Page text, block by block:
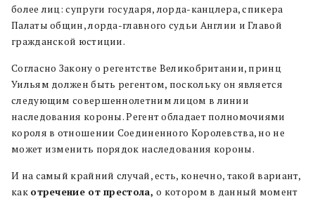
более лиц: супруги государя, лорда-канцлера, спикера
Палаты общин, лорда-главного судьи Англии и Главой
гражданской юстиции.
Согласно Закону о регентстве Великобритании, принц
Уильям должен быть регентом, поскольку он является
следующим совершеннолетним лицом в линии
наследования короны. Регент обладает полномочиями
короля в отношении Соединенного Королевства, но не
может изменить порядок наследования короны.
И на самый крайний случай, есть, конечно, такой вариант,
как отречение от престола,о котором в данный момент